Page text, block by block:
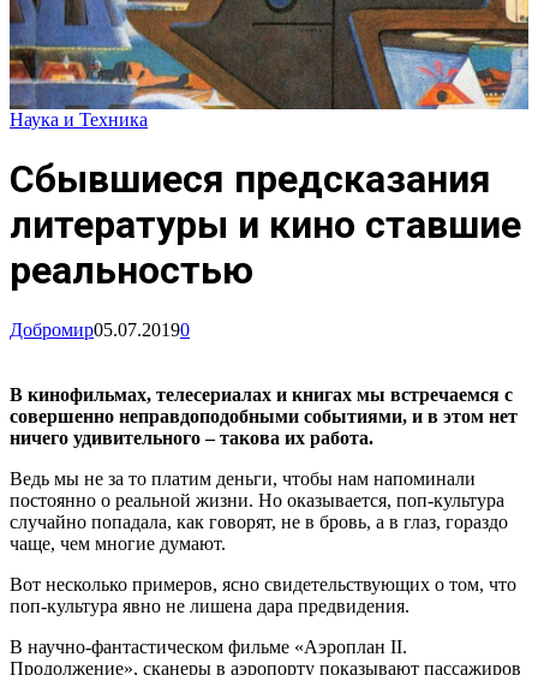
Наука и Техника
Сбывшиеся предсказания
литературы и кино ставшие
реальностью
Добромир05.07.20190
В кинофильмах, телесериалах и книгах мы встречаемся с
совершенно неправдоподобными событиями, и в этом нет
ничего удивительного – такова их работа.
Ведь мы не за то платим деньги, чтобы нам напоминали
постоянно о реальной жизни. Но оказывается, поп-культура
случайно попадала, как говорят, не в бровь, а в глаз, гораздо
чаще, чем многие думают.
Вот несколько примеров, ясно свидетельствующих о том, что
поп-культура явно не лишена дара предвидения.
В научно-фантастическом фильме «Аэроплан II.
Продолжение», сканеры в аэропорту показывают пассажиров